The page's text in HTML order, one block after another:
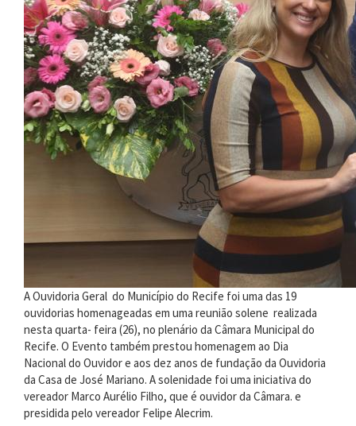
A Ouvidoria Geral do Município do Recife foi uma das 19
ouvidorias homenageadas em uma reunião solene realizada
nesta quarta- feira (26), no plenário da Câmara Municipal do
Recife. O Evento também prestou homenagem ao Dia
Nacional do Ouvidor e aos dez anos de fundação da Ouvidoria
da Casa de José Mariano. A solenidade foi uma iniciativa do
vereador Marco Aurélio Filho, que é ouvidor da Câmara. e
presidida pelo vereador Felipe Alecrim.